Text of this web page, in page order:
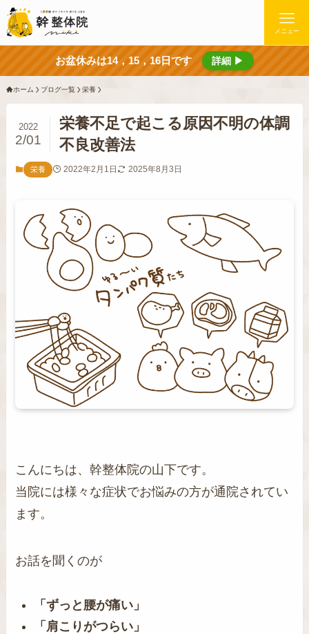
メニュー
お盆休みは14，15，16日です 詳細 ▶
ホーム ブログ一覧 栄養
栄養不足で起こる原因不明の体調
不良改善法
2022
2/01
栄養 2022年2月1日 2025年8月3日
こんにちは、幹整体院の山下です。
当院には様々な症状でお悩みの方が通院されてい
ます。
お話を聞くのが
「ずっと腰が痛い」
「肩こりがつらい」